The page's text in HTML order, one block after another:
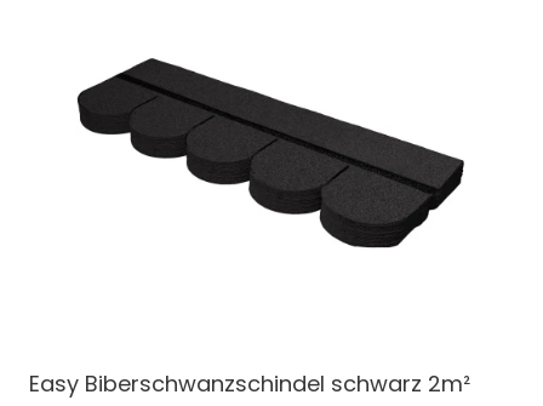
Easy Biberschwanzschindel schwarz 2m²